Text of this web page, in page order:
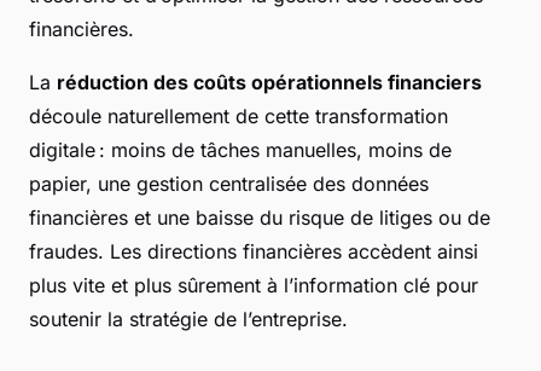
financières.
La réduction des coûts opérationnels financiers
découle naturellement de cette transformation
digitale : moins de tâches manuelles, moins de
papier, une gestion centralisée des données
financières et une baisse du risque de litiges ou de
fraudes. Les directions financières accèdent ainsi
plus vite et plus sûrement à l’information clé pour
soutenir la stratégie de l’entreprise.